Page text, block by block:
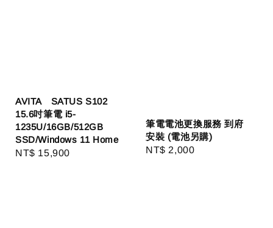
AVITA SATUS S102
15.6吋筆電 i5-
1235U/16GB/512GB
SSD/Windows 11 Home
Regular
NT$ 15,900
筆電電池更換服務 到府
安裝 (電池另購)
Regular
NT$ 2,000